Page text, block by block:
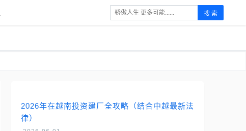
搜 索
2026年在越南投资建厂全攻略（结合中越最新法
律）